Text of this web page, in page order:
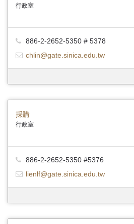
行政室
886-2-2652-5350 # 5378
chlin@gate.sinica.edu.tw
採購
行政室
886-2-2652-5350 #5376
lienlf@gate.sinica.edu.tw